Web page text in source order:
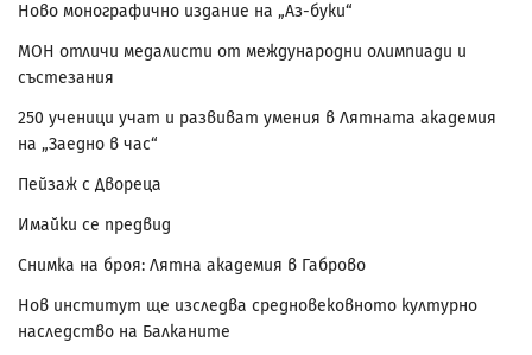
Ново монографично издание на „Аз-буки“
МОН отличи медалисти от международни олимпиади и
състезания
250 ученици учат и развиват умения в Лятната академия
на „Заедно в час“
Пейзаж с Двореца
Имайки се предвид
Снимка на броя: Лятна академия в Габрово
Нов институт ще изследва средновековното културно
наследство на Балканите